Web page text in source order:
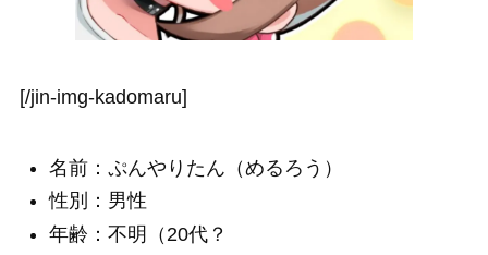
[/jin-img-kadomaru]
名前：ぷんやりたん（めるろう）
性別：男性
年齢：不明（20代？